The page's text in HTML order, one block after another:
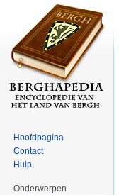
Hoofdpagina
Contact
Hulp
Onderwerpen